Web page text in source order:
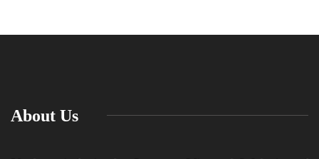
About Us